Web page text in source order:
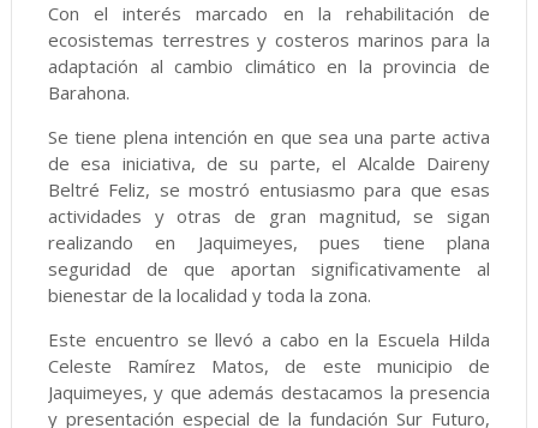
Con el interés marcado en la rehabilitación de
ecosistemas terrestres y costeros marinos para la
adaptación al cambio climático en la provincia de
Barahona.
Se tiene plena intención en que sea una parte activa
de esa iniciativa, de su parte, el Alcalde Daireny
Beltré Feliz, se mostró entusiasmo para que esas
actividades y otras de gran magnitud, se sigan
realizando en Jaquimeyes, pues tiene plana
seguridad de que aportan significativamente al
bienestar de la localidad y toda la zona.
Este encuentro se llevó a cabo en la Escuela Hilda
Celeste Ramírez Matos, de este municipio de
Jaquimeyes, y que además destacamos la presencia
y presentación especial de la fundación Sur Futuro,